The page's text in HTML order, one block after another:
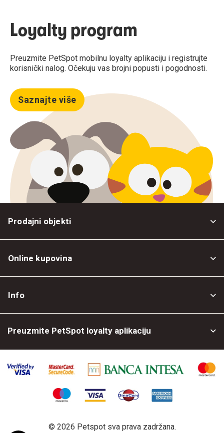
Loyalty program
Preuzmite PetSpot mobilnu loyalty aplikaciju i registrujte
korisnički nalog. Očekuju vas brojni popusti i pogodnosti.
Saznajte više
Prodajni objekti
Online kupovina
Info
Preuzmite PetSpot loyalty aplikaciju
© 2026 Petspot sva prava zadržana.